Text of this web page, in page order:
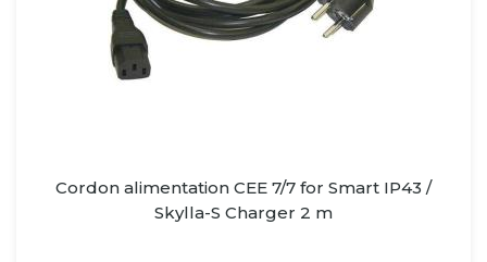
Cordon alimentation CEE 7/7 for Smart IP43 /
Skylla-S Charger 2 m